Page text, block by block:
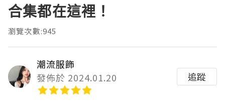
合集都在這裡！
瀏覽次數:945
潮流服飾
發佈於 2024.01.20
追蹤